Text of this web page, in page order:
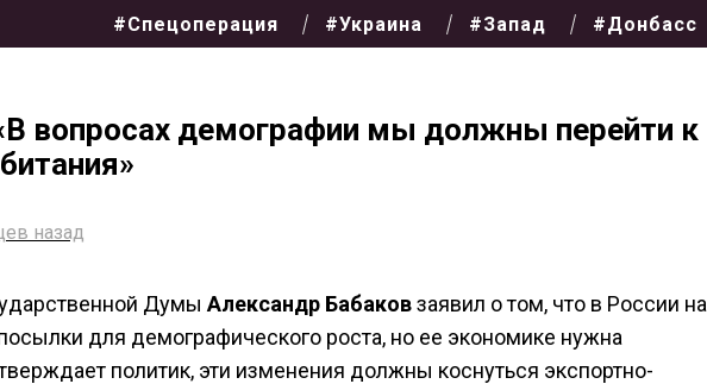
#Спецоперация #Украина #Запад #Донбасс
вопросах демографии мы должны перейти к
назад
Думы Александр Бабаковзаявил о том, что в России на
для демографического роста, но ее экономике нужна
политик, эти изменения должны коснуться экспортно-